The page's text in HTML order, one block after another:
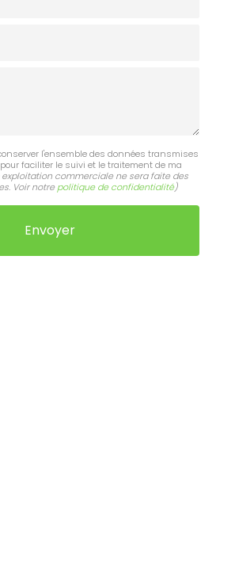
l'ensemble des données transmises
faciliter le suivi et le traitement de ma
commerciale ne sera faite des
Voir notre politique de confidentialité)